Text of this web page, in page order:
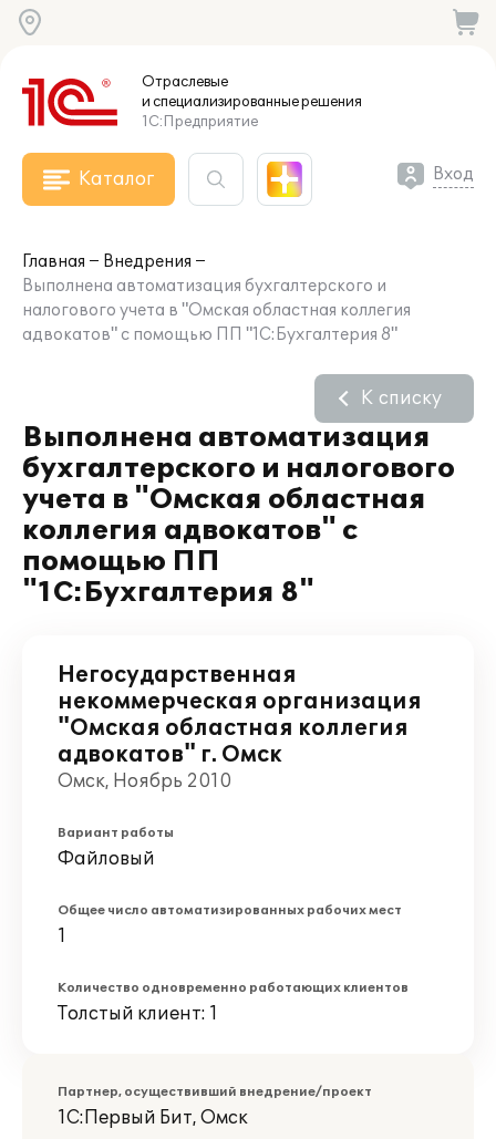
Отраслевые
и специализированныерешения
1С:Предприятие
Каталог Вход
Главная
Внедрения
Выполнена автоматизация бухгалтерского и
налогового учета в "Омская областная коллегия
адвокатов" с помощью ПП "1С:Бухгалтерия 8"
Выполнена автоматизация
бухгалтерского и налогового
учета в "Омская областная
коллегия адвокатов" с
помощью ПП
"1С:Бухгалтерия 8"
К списку
Негосударственная
некоммерческая организация
"Омская областная коллегия
адвокатов" г. Омск
Омск, Ноябрь 2010
Вариант работы
Файловый
Общее число автоматизированных рабочих мест
1
Количество одновременно работающих клиентов
Толстый клиент: 1
Партнер, осуществивший внедрение/проект
1С:Первый Бит, Омск